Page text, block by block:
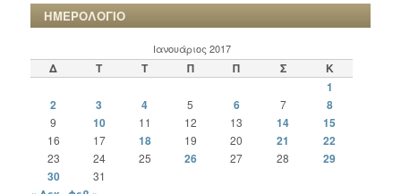
ΗΜΕΡΟΛΟΓΙΟ
Ιανουάριος 2017
Δ Τ Τ Π Π Σ
Κ
1
2
3 4 5 6 7 8
9 10 11 12 13 14 15
16 17 18 19 20 21 22
23 24 25 26 27 28
29
30
31